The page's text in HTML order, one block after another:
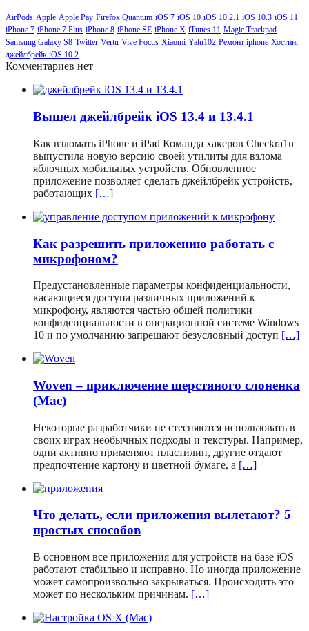
AirPods Apple Apple Pay Firefox Quantum iOS 7 iOS 10 iOS 10.2.1 iOS 10.3 iOS 11
iPhone 7 iPhone 7 Plus iPhone 8 iPhone SE iPhone X iTunes 11 Magic Trackpad
Samsung Galaxy S8 Twitter Vertu Vive Focus Xiaomi Yalu102 Ремонт iphone Хостинг
джейлбрейк iOS 10.2
Комментариев нет
Вышел джейлбрейк iOS 13.4 и 13.4.1
Как взломать iPhone и iPad Команда хакеров Checkra1n
выпустила новую версию своей утилиты для взлома
яблочных мобильных устройств. Обновленное
приложение позволяет сделать джейлбрейк устройств,
работающих […]
Как разрешить приложению работать с
микрофоном?
Предустановленные параметры конфиденциальности,
касающиеся доступа различных приложений к
микрофону, являются частью общей политики
конфиденциальности в операционной системе Windows
10 и по умолчанию запрещают безусловный доступ […]
Woven – приключение шерстяного слоненка
(Mac)
Некоторые разработчики не стесняются использовать в
своих играх необычных подходы и текстуры. Например,
одни активно применяют пластилин, другие отдают
предпочтение картону и цветной бумаге, а […]
Что делать, если приложения вылетают? 5
простых способов
В основном все приложения для устройств на базе iOS
работают стабильно и исправно. Но иногда приложение
может самопроизвольно закрываться. Происходить это
может по нескольким причинам. […]